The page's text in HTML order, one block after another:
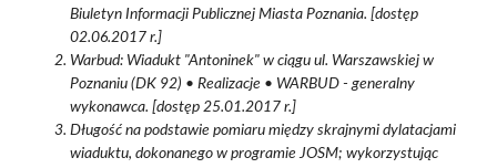
Biuletyn Informacji Publicznej Miasta Poznania. [dostęp
02.06.2017 r.]
Warbud: Wiadukt "Antoninek" w ciągu ul. Warszawskiej w
Poznaniu (DK 92) • Realizacje • WARBUD - generalny
wykonawca. [dostęp 25.01.2017 r.]
Długość na podstawie pomiaru między skrajnymi dylatacjami
wiaduktu, dokonanego w programie JOSM; wykorzystując